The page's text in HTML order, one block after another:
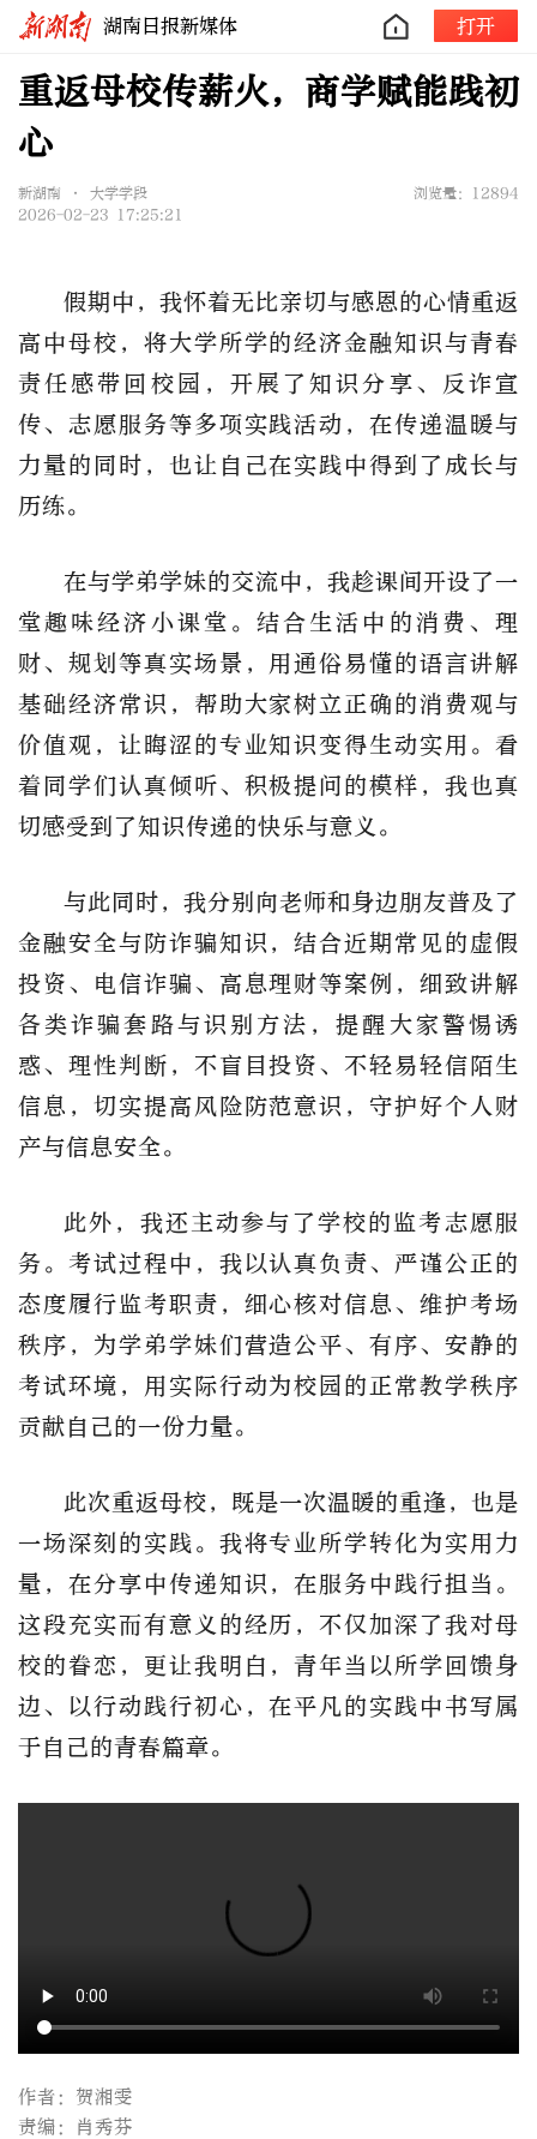
湖南日报新媒体 打开
重返母校传薪火，商学赋能践初
心
新湖南 • 大学学段
浏览量：12894
2026-02-23 17:25:21
假期中，我怀着无比亲切与感恩的心情重返
高中母校，将大学所学的经济金融知识与青春
责任感带回校园，开展了知识分享、反诈宣
传、志愿服务等多项实践活动，在传递温暖与
力量的同时，也让自己在实践中得到了成长与
历练。
在与学弟学妹的交流中，我趁课间开设了一
堂趣味经济小课堂。结合生活中的消费、理
财、规划等真实场景，用通俗易懂的语言讲解
基础经济常识，帮助大家树立正确的消费观与
价值观，让晦涩的专业知识变得生动实用。看
着同学们认真倾听、积极提问的模样，我也真
切感受到了知识传递的快乐与意义。
与此同时，我分别向老师和身边朋友普及了
金融安全与防诈骗知识，结合近期常见的虚假
投资、电信诈骗、高息理财等案例，细致讲解
各类诈骗套路与识别方法，提醒大家警惕诱
惑、理性判断，不盲目投资、不轻易轻信陌生
信息，切实提高风险防范意识，守护好个人财
产与信息安全。
此外，我还主动参与了学校的监考志愿服
务。考试过程中，我以认真负责、严谨公正的
态度履行监考职责，细心核对信息、维护考场
秩序，为学弟学妹们营造公平、有序、安静的
考试环境，用实际行动为校园的正常教学秩序
贡献自己的一份力量。
此次重返母校，既是一次温暖的重逢，也是
一场深刻的实践。我将专业所学转化为实用力
量，在分享中传递知识，在服务中践行担当。
这段充实而有意义的经历，不仅加深了我对母
校的眷恋，更让我明白，青年当以所学回馈身
边、以行动践行初心，在平凡的实践中书写属
于自己的青春篇章。
作者：贺湘雯
责编：肖秀芬